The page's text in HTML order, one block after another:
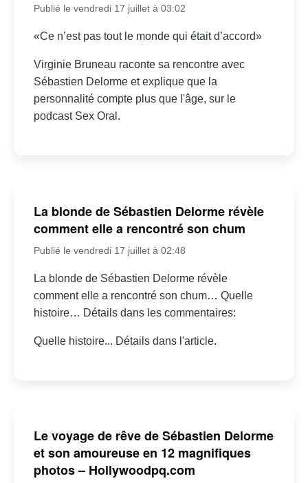
Publié le vendredi 17 juillet à 03:02
«Ce n’est pas tout le monde qui était d’accord»
Virginie Bruneau raconte sa rencontre avec
Sébastien Delorme et explique que la
personnalité compte plus que l'âge, sur le
podcast Sex Oral.
La blonde de Sébastien Delorme révèle
comment elle a rencontré son chum
Publié le vendredi 17 juillet à 02:48
La blonde de Sébastien Delorme révèle
comment elle a rencontré son chum… Quelle
histoire… Détails dans les commentaires:
Quelle histoire... Détails dans l'article.
Le voyage de rêve de Sébastien Delorme
et son amoureuse en 12 magnifiques
photos – Hollywoodpq.com